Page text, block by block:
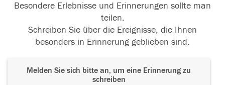
Besondere Erlebnisse und Erinnerungen sollte man
teilen.
Schreiben Sie über die Ereignisse, die Ihnen
besonders in Erinnerung geblieben sind.
Melden Sie sich bitte an, um eine Erinnerung zu
schreiben